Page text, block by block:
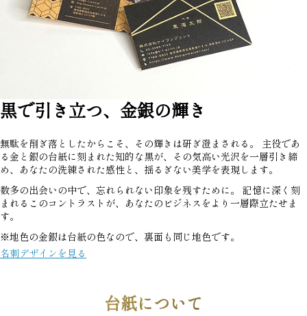
黒で引き立つ、金銀の輝き
無駄を削ぎ落としたからこそ、その輝きは研ぎ澄まされる。 主役であ
る金と銀の台紙に刻まれた知的な黒が、その気高い光沢を一層引き締
め、あなたの洗練された感性と、揺るぎない美学を表現します。
数多の出会いの中で、忘れられない印象を残すために。 記憶に深く刻
まれるこのコントラストが、あなたのビジネスをより一層際立たせま
す。
※地色の金銀は台紙の色なので、裏面も同じ地色です。
名刺デザインを見る
台紙について